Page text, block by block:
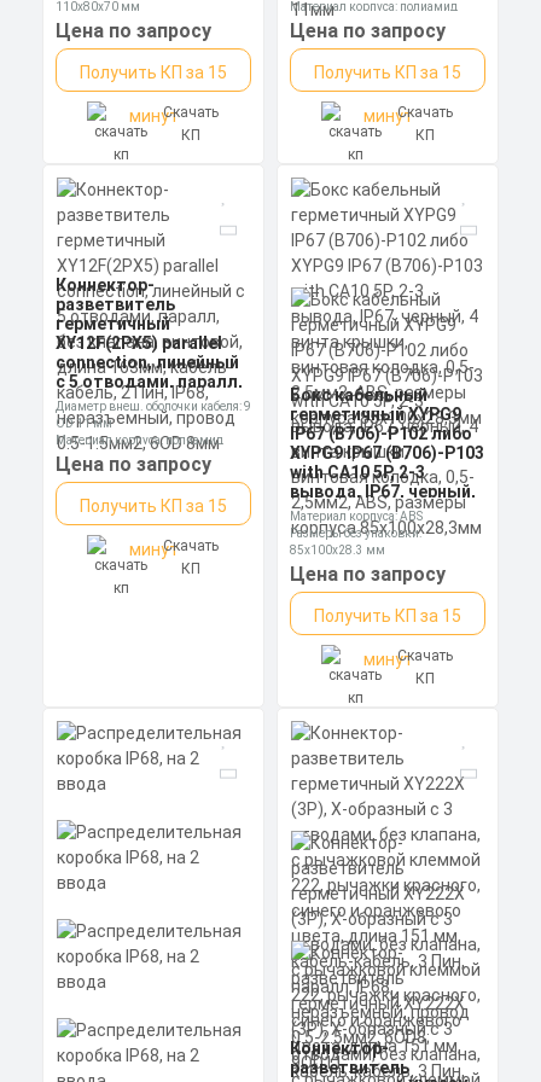
110х80х70 мм
Степень пылевлагозащиты: IP65
Цена по запросу
Получить КП за 15
минутСкачать
КП
паралл, IP68,
неразъемный, провод
0.5-1.5мм2, 9OD 11мм
Материал корпуса: полиамид
Номинальное напряжение: 250 В
Цена по запросу
Получить КП за 15
минутСкачать
КП
Коннектор-
разветвитель
герметичный
XY12F(2PX5) parallel
connection, линейный
с 5 отводами, паралл,
без клапана, винтовой,
длина 163мм, кабель-
кабель, 2 Пин, IP68,
неразъемный, провод
0.5-1.5мм2, 6OD 8мм
Диаметр внеш. оболочки кабеля: 9
OD 11 мм
Материал корпуса: полиамид
Номинальное напряжение: 250 В
Цена по запросу
Получить КП за 15
минутСкачать
КП
Бокс кабельный
герметичный XYPG9
IP67 (B706)-P102 либо
XYPG9 IP67 (B706)-P103
with CA10 5P, 2-3
вывода, IP67, черный,
4 винта крышки,
винтовая колодка,
0,5-2,5мм2, ABS,
размеры корпуса
85х100х28,3мм
Материал корпуса: ABS
Размеры без упаковки:
85x100x28.3 мм
Степень пылевлагозащиты: IP67
Цена по запросу
Получить КП за 15
минутСкачать
КП
Коннектор-
разветвитель